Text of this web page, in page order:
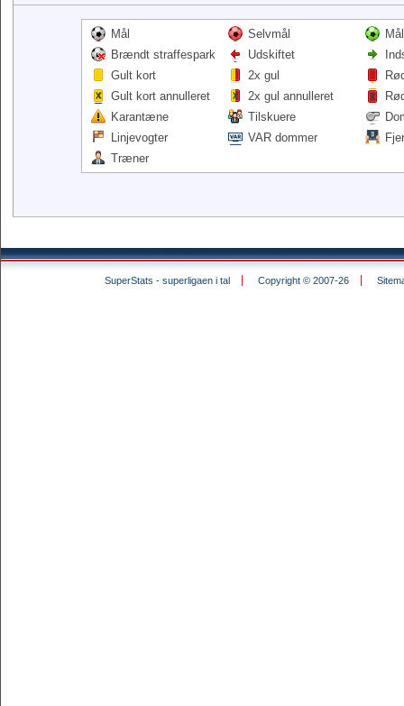
Mål Selvmål
Brændt straffespark
Udskiftet
Gult kort
2x gul
Gult kort annulleret
2x gul annulleret
Karantæne
Tilskuere
Linjevogter
VAR dommer
Træner
SuperStats - superligaen i tal Copyright © 2007-26